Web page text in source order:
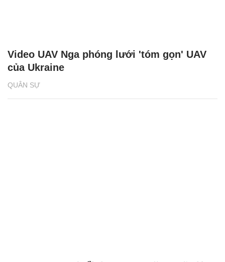
QUÂN SỰ
Video UAV Nga phóng lưới 'tóm gọn' UAV
của Ukraine